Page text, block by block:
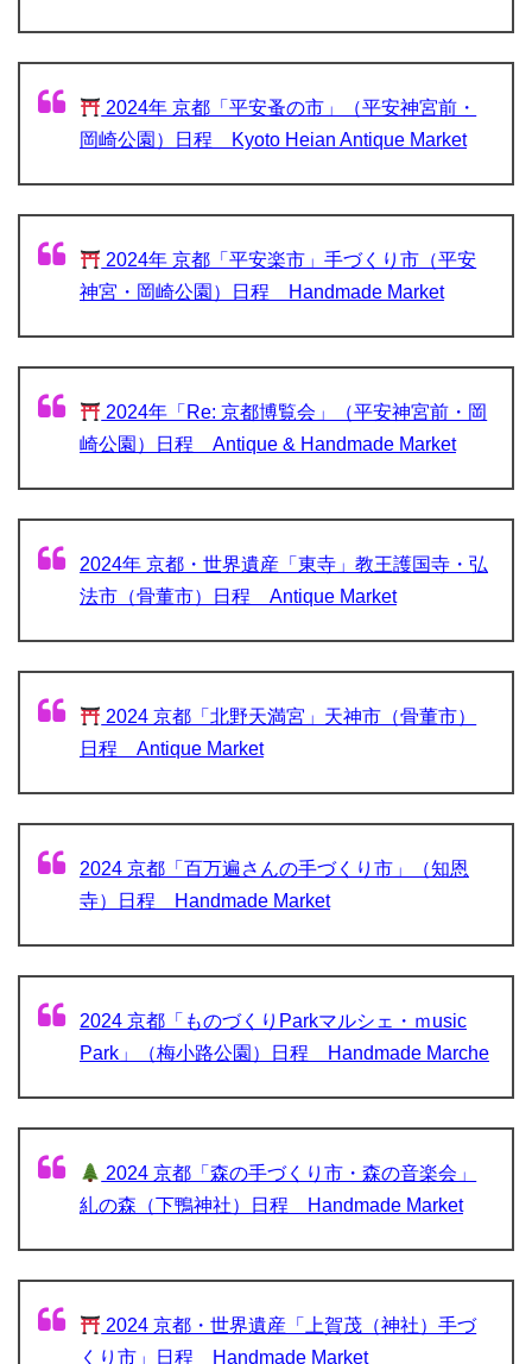
2024年 京都「平安蚤の市」（平安神宮前・
岡崎公園）日程 Kyoto Heian Antique Market
2024年 京都「平安楽市」手づくり市（平安
神宮・岡崎公園）日程 Handmade Market
2024年「Re: 京都博覧会」（平安神宮前・岡
崎公園）日程 Antique & Handmade Market
2024年 京都・世界遺産「東寺」教王護国寺・弘
法市（骨董市）日程 Antique Market
2024 京都「北野天満宮」天神市（骨董市）
日程 Antique Market
2024 京都「百万遍さんの手づくり市」（知恩
寺）日程 Handmade Market
2024 京都「ものづくりParkマルシェ・ｍusic
Park」（梅小路公園）日程 Handmade Marche
2024 京都「森の手づくり市・森の音楽会」
糺の森（下鴨神社）日程 Handmade Market
2024 京都・世界遺産「上賀茂（神社）手づ
くり市」日程 Handmade Market